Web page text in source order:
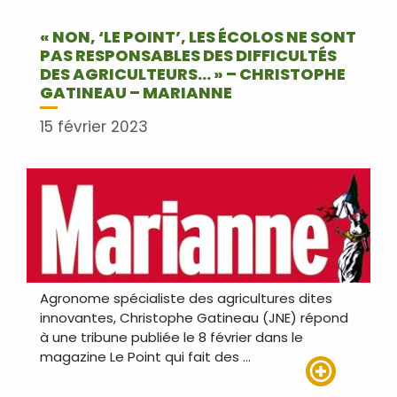
« NON, ‘LE POINT’, LES ÉCOLOS NE SONT
PAS RESPONSABLES DES DIFFICULTÉS
DES AGRICULTEURS… » – CHRISTOPHE
GATINEAU – MARIANNE
15 février 2023
Agronome spécialiste des agricultures dites
innovantes, Christophe Gatineau (JNE) répond
à une tribune publiée le 8 février dans le
magazine Le Point qui fait des …